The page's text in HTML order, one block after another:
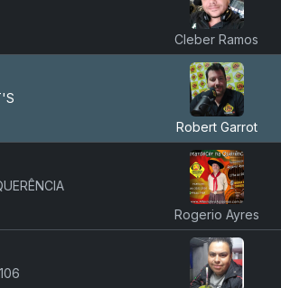
Cleber Ramos
Robert Garrot
Rogerio Ayres